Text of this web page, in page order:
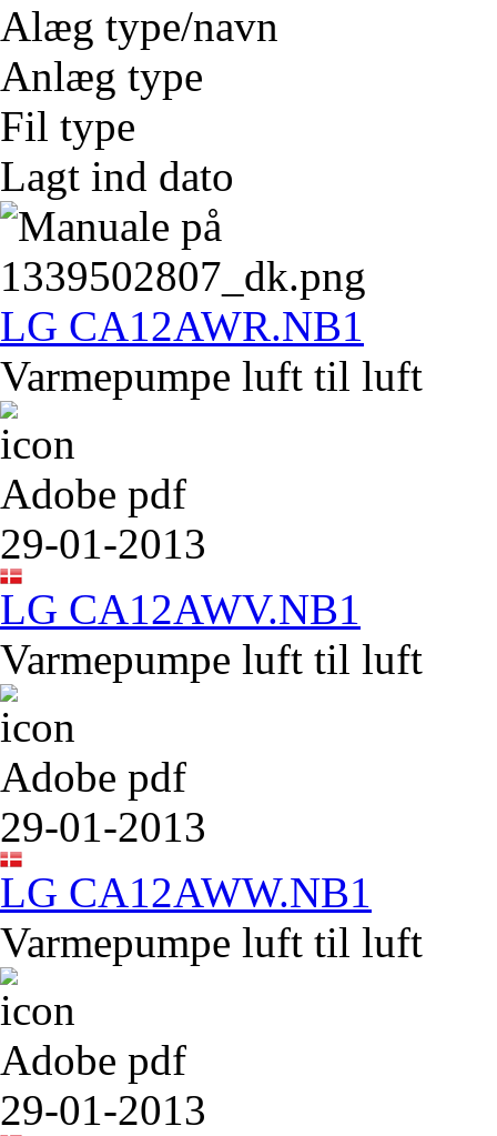
Alæg type/navn
Anlæg type
Fil type
Lagt ind dato
LG CA12AWR.NB1
Varmepumpe luft til luft
Adobe pdf
29-01-2013
LG CA12AWV.NB1
Varmepumpe luft til luft
Adobe pdf
29-01-2013
LG CA12AWW.NB1
Varmepumpe luft til luft
Adobe pdf
29-01-2013